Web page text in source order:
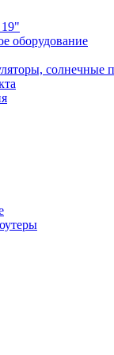
оборудование
солнечные